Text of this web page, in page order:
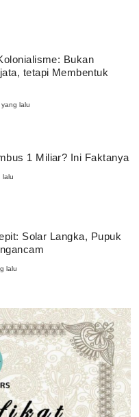
Bukan
tetapi Membentuk
lalu
1 Miliar? Ini Faktanya
lalu
Solar Langka, Pupuk
lalu